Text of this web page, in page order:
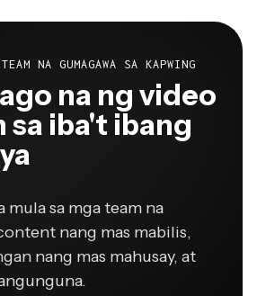
na ng video
sa iba't ibang
nang mas mabilis,
nang mas mahusay, at